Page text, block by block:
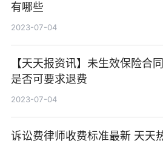
有哪些
2023-07-04
【天天报资讯】未生效保险合同
是否可要求退费
2023-07-04
诉讼费律师收费标准最新 天天